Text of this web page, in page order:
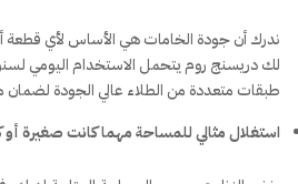
ندرك أن جودة الخامات هي الأساس لأي قطعة
لك دريسنج روم يتحمل الاستخدام اليومي
طبقات متعددة من الطلاء عالي الجودة
استغلال مثالي للمساحة مهما كانت صغيرة أو